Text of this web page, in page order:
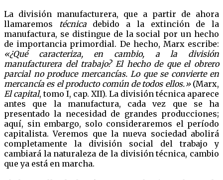
La división manufacturera, que a partir de ahora
llamaremos técnicadebido a la extinción de la
manufactura, se distingue de la social por un hecho
de importancia primordial. De hecho, Marx escribe:
«¿Qué caracteriza, en cambio, a la división
manufacturera del trabajo? El hecho de que el obrero
parcial no produce mercancías. Lo que se convierte en
mercancía es el producto común de todos ellos.»(Marx,
El capital, tomo I, cap. XII). La división técnica aparece
antes que la manufactura, cada vez que se ha
presentado la necesidad de grandes producciones;
aquí, sin embargo, solo consideraremos el período
capitalista. Veremos que la nueva sociedad abolirá
completamente la división social del trabajo y
cambiará la naturaleza de la división técnica, cambio
que ya está en marcha.